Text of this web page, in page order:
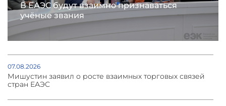
В ЕАЭС будут взаимно признаваться
учёные звания
07.08.2026
Мишустин заявил о росте взаимных торговых связей
стран ЕАЭС